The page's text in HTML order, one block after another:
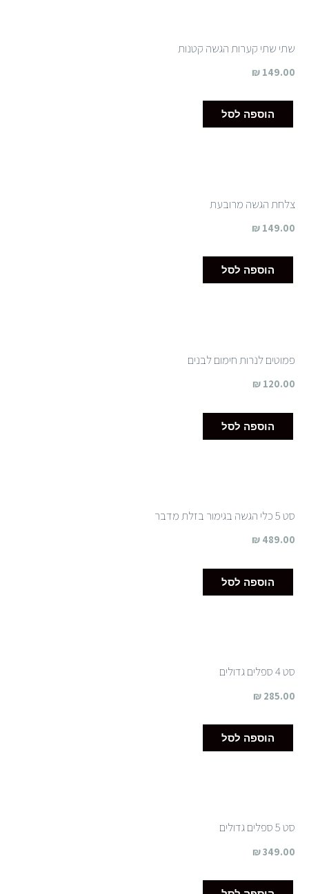
שתי שתי קערות הגשה קטנות
₪ 149.00
הוספה לסל
צלחת הגשה מרובעת
₪ 149.00
הוספה לסל
פמוטים לנרות חימום לבנים
₪ 120.00
הוספה לסל
סט 5 כלי הגשה בגימור בזלת מדבר
₪ 489.00
הוספה לסל
סט 4 ספלים גדולים
₪ 285.00
הוספה לסל
סט 5 ספלים גדולים
₪349.00